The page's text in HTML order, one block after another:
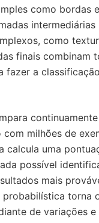
como bordas
intermediárias
como
finais combinam
fazer a
com milhões de
calcula uma
possível
mais
probabilística torna
de variações